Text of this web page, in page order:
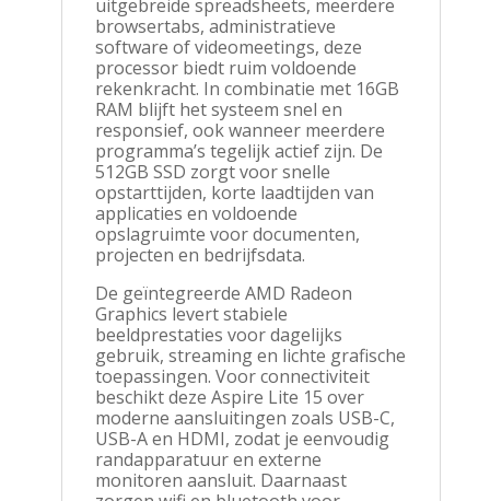
uitgebreide spreadsheets, meerdere
browsertabs, administratieve
software of videomeetings, deze
processor biedt ruim voldoende
rekenkracht. In combinatie met 16GB
RAM blijft het systeem snel en
responsief, ook wanneer meerdere
programma’s tegelijk actief zijn. De
512GB SSD zorgt voor snelle
opstarttijden, korte laadtijden van
applicaties en voldoende
opslagruimte voor documenten,
projecten en bedrijfsdata.
De geïntegreerde AMD Radeon
Graphics levert stabiele
beeldprestaties voor dagelijks
gebruik, streaming en lichte grafische
toepassingen. Voor connectiviteit
beschikt deze Aspire Lite 15 over
moderne aansluitingen zoals USB-C,
USB-A en HDMI, zodat je eenvoudig
randapparatuur en externe
monitoren aansluit. Daarnaast